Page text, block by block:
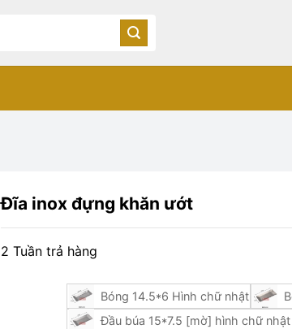
Đĩa inox đựng khăn ướt
2 Tuần trả hàng
Bóng 14.5*6 Hình chữ nhật
Đầu búa 15*7.5 [mờ] hình chữ nhật